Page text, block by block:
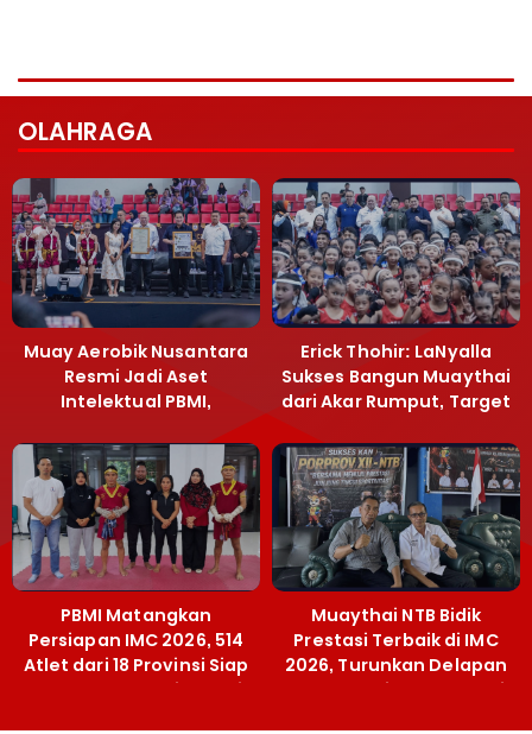
OLAHRAGA
Muay Aerobik Nusantara
Resmi Jadi Aset
Intelektual PBMI,
Terobosan Bangun
Grassroots
Erick Thohir: LaNyalla
Sukses Bangun Muaythai
dari Akar Rumput, Target
PBMI Matangkan
Persiapan IMC 2026, 514
Atlet dari 18 Provinsi Siap
Berlaga Besok di Bekasi
Muaythai NTB Bidik
Prestasi Terbaik di IMC
2026, Turunkan Delapan
Atlet ke Kejurnas Bekasi